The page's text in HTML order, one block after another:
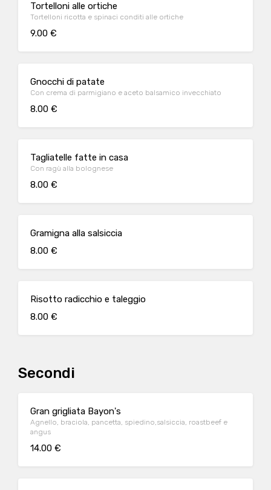
Tortelloni alle ortiche
Tortelloni ricotta e spinaci conditi alle ortiche
9.00 €
Gnocchi di patate
Con crema di parmigiano e aceto balsamico invecchiato
8.00 €
Tagliatelle fatte in casa
Con ragù alla bolognese
8.00 €
Gramigna alla salsiccia
8.00 €
Risotto radicchio e taleggio
8.00 €
Secondi
Gran grigliata Bayon's
Agnello, braciola, pancetta, spiedino,salsiccia, roastbeef e
angus
14.00 €